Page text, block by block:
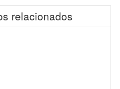
relacionados